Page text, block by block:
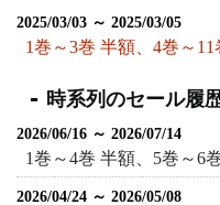
2025/03/03 ～ 2025/03/05
1巻～3巻 半額、4巻～
時系列のセール履
2026/06/16 ～ 2026/07/14
1巻～4巻 半額、5巻～6
2026/04/24 ～ 2026/05/08